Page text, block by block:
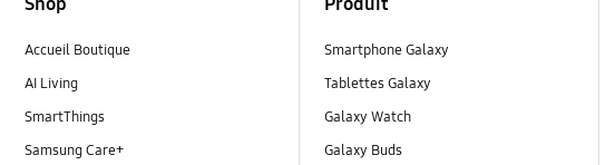
Accueil Boutique
AI Living
SmartThings
Samsung Care+
Smartphone Galaxy
Tablettes Galaxy
Galaxy Watch
Galaxy Buds